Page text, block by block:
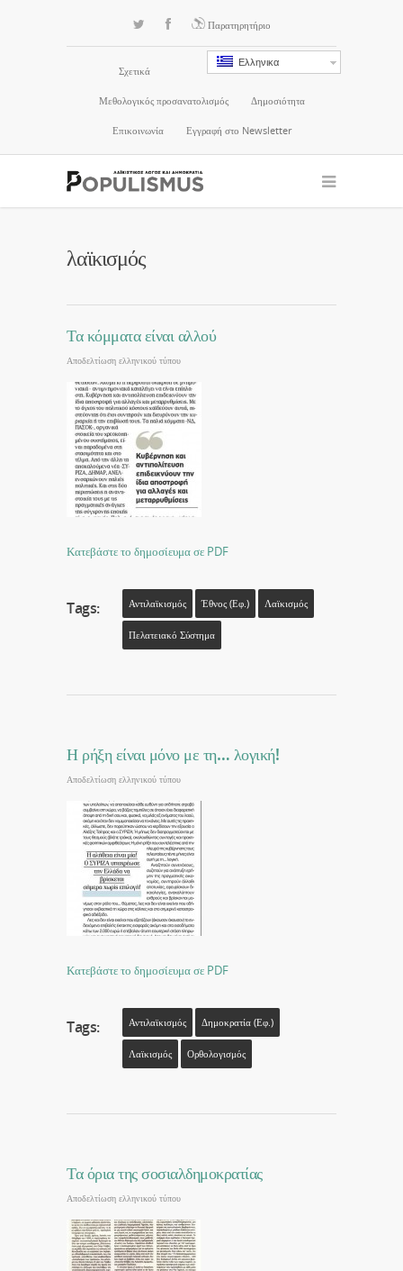
Παρατηρητήριο
Ελληνικα
Σχετικά
Μεθολογικός προσανατολισμός Δημοσιότητα
Επικοινωνία Εγγραφή στο Newsletter
λαϊκισμός
Τα κόμματα είναι αλλού
Αποδελτίωση ελληνικού τύπου
Κατεβάστε το δημοσίευμα σε PDF
Tags: Αντιλαϊκισμός Έθνος (εφ.) Λαϊκισμός
Πελατειακό Σύστημα
Η ρήξη είναι μόνο με τη… λογική!
Αποδελτίωση ελληνικού τύπου
Κατεβάστε το δημοσίευμα σε PDF
Tags: Αντιλαϊκισμός Δημοκρατία (εφ.)
Λαϊκισμός Ορθολογισμός
Τα όρια της σοσιαλδημοκρατίας
Αποδελτίωση ελληνικού τύπου